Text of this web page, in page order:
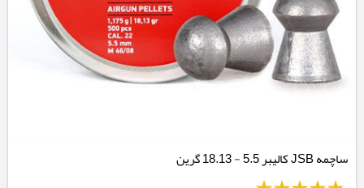
ساچمه JSB کالیبر 5.5 - 18.13 گرین